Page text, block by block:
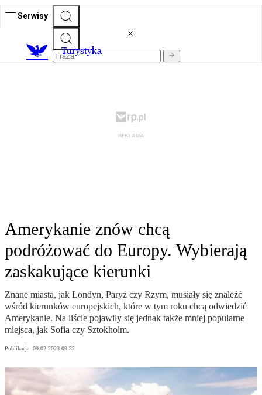
Serwisy
Turystyka
Amerykanie znów chcą
podróżować do Europy. Wybierają
zaskakujące kierunki
Znane miasta, jak Londyn, Paryż czy Rzym, musiały się znaleźć
wśród kierunków europejskich, które w tym roku chcą odwiedzić
Amerykanie. Na liście pojawiły się jednak także mniej popularne
miejsca, jak Sofia czy Sztokholm.
Publikacja: 09.02.2023 09:32